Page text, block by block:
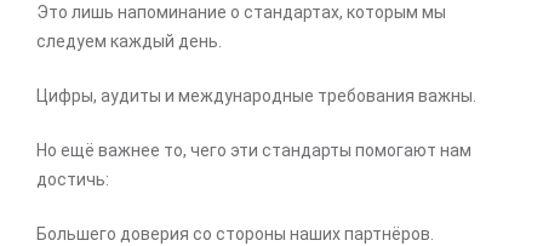
Это лишь напоминание о стандартах, которым мы
следуем каждый день.
Цифры, аудиты и международные требования важны.
Но ещё важнее то, чего эти стандарты помогают нам
достичь:
Большего доверия со стороны наших партнёров.